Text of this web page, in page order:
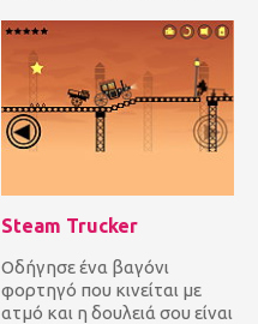
προχωρ...
Steam Trucker
Οδήγησε ένα βαγόνι
φορτηγό που κινείται με
ατμό και η δουλειά σου είναι